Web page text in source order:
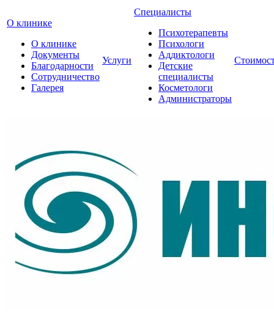
О клинике
О клинике
Документы
Благодарности
Сотрудничество
Галерея
Услуги
Специалисты
Психотерапевты
Психологи
Аддиктологи
Детские
специалисты
Косметологи
Администраторы